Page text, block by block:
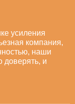
усиления
компания,
наши
доверять, и